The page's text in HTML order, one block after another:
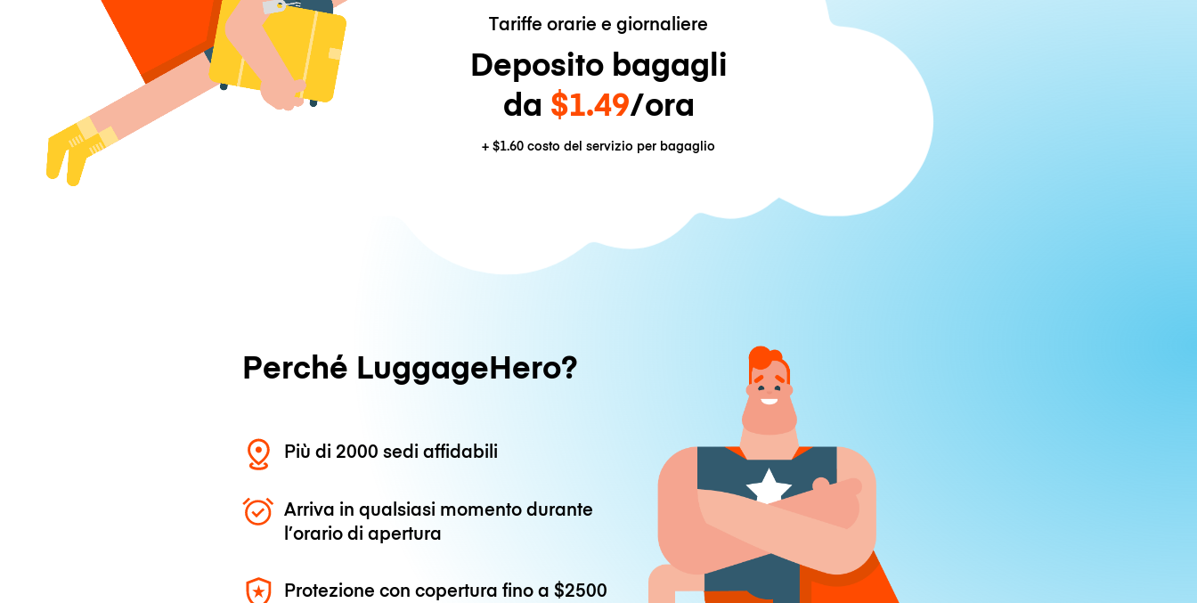
Tariffe orarie e giornaliere
Deposito bagagli
da $1.49/ora
+ $1.60 costo del servizio per bagaglio
Perché LuggageHero?
Più di 2000 sedi affidabili
Arriva in qualsiasi momento durante
l’orario di apertura
Protezione con copertura fino a$2500